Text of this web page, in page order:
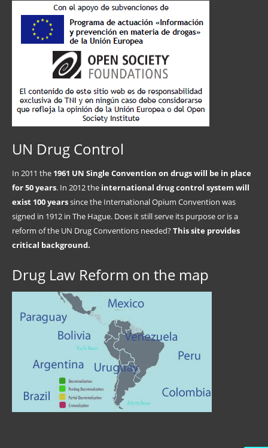
UN Drug Control
In 2011 the 1961 UN Single Convention on drugs will be in place
for 50 years. In 2012 the international drug control system will
exist 100 yearssince the International Opium Convention was
signed in 1912 in The Hague. Does it still serve its purpose or is a
reform of the UN Drug Conventions needed?This site provides
critical background.
Drug Law Reform on the map